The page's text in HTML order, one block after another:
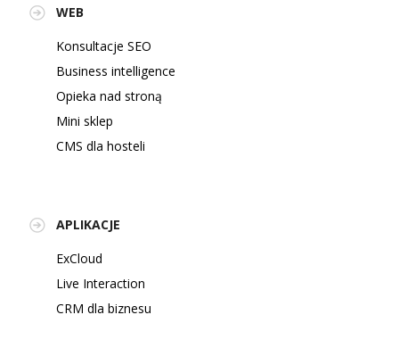
WEB
Konsultacje SEO
Business intelligence
Opieka nad stroną
Mini sklep
CMS dla hosteli
APLIKACJE
ExCloud
Live Interaction
CRM dla biznesu